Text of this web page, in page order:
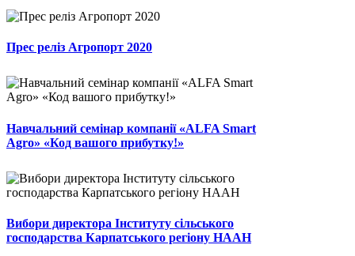
Прес реліз Агропорт 2020
Навчальний семінар компанії «ALFA Smart
Agro» «Код вашого прибутку!»
Вибори директора Інституту сільського
господарства Карпатського регіону НААН